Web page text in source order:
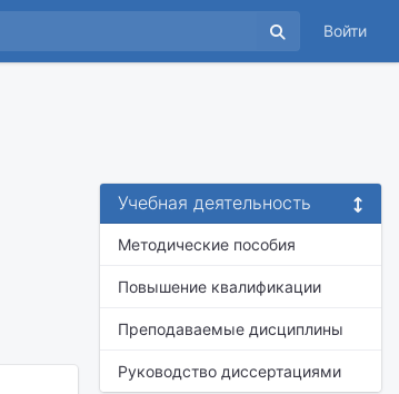
Войти
Учебная деятельность
Методические пособия
Повышение квалификации
Преподаваемые дисциплины
Руководство диссертациями